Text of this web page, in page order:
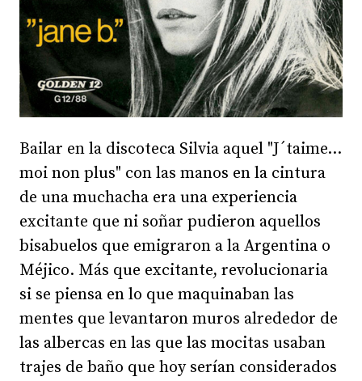
Bailar en la discoteca Silvia aquel "J´taime...
moi non plus" con las manos en la cintura
de una muchacha era una experiencia
excitante que ni soñar pudieron aquellos
bisabuelos que emigraron a la Argentina o
Méjico. Más que excitante, revolucionaria
si se piensa en lo que maquinaban las
mentes que levantaron muros alrededor de
las albercas en las que las mocitas usaban
trajes de baño que hoy serían considerados